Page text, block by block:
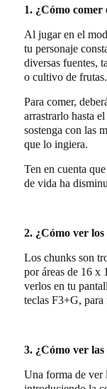
1. ¿Cómo
Al jugar en el
tu personaje
diversas fuentes,
o cultivo de frutas.
Para comer,
arrastrarlo hasta
sostenga con las
que lo ingiera.
Ten en cuenta
de vida ha
2. ¿Cómo ver
Los chunks son
por áreas de 16 x
verlos en tu
teclas F3+G, para
3. ¿Cómo ver
Una forma de ver